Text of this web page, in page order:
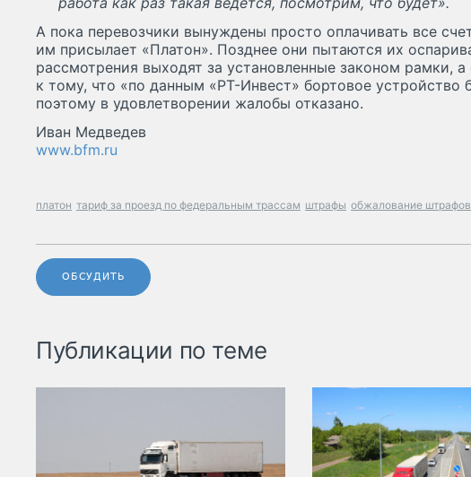
А пока перевозчики вынуждены просто оплачивать все
им присылает «Платон». Позднее они пытаются их
рассмотрения выходят за установленные законом рамки, а
к тому, что «по данным «РТ-Инвест» бортовое устройство
поэтому в удовлетворении жалобы отказано.
Иван Медведев
www.bfm.ru
платон тариф за проезд по федеральным трассам штрафы обжалование штрафов
ОБСУДИТЬ
Публикации по теме